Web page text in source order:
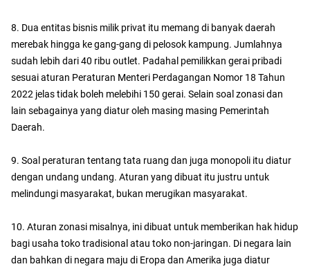
8. Dua entitas bisnis milik privat itu memang di banyak daerah
merebak hingga ke gang-gang di pelosok kampung. Jumlahnya
sudah lebih dari 40 ribu outlet. Padahal pemilikkan gerai pribadi
sesuai aturan Peraturan Menteri Perdagangan Nomor 18 Tahun
2022 jelas tidak boleh melebihi 150 gerai. Selain soal zonasi dan
lain sebagainya yang diatur oleh masing masing Pemerintah
Daerah.
9. Soal peraturan tentang tata ruang dan juga monopoli itu diatur
dengan undang undang. Aturan yang dibuat itu justru untuk
melindungi masyarakat, bukan merugikan masyarakat.
10. Aturan zonasi misalnya, ini dibuat untuk memberikan hak hidup
bagi usaha toko tradisional atau toko non-jaringan. Di negara lain
dan bahkan di negara maju di Eropa dan Amerika juga diatur